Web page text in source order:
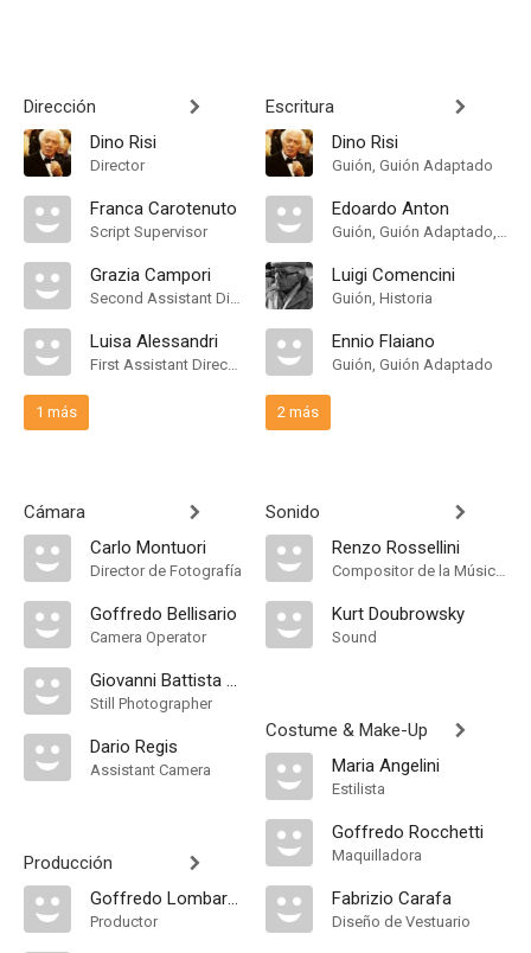
Dirección
Dino Risi
Director
Franca Carotenuto
Script Supervisor
Grazia Campori
Second Assistant Director
Luisa Alessandri
First Assistant Director
1 más
Cámara
Carlo Montuori
Director de Fotografía
Goffredo Bellisario
Camera Operator
Giovanni Battista Poletto
Still Photographer
Dario Regis
Assistant Camera
Producción
Goffredo Lombardo
Productor
Escritura
Dino Risi
Guión, Guión Adaptado
Edoardo Anton
Guión, Guión Adaptado, Historia
Luigi Comencini
Guión, Historia
Ennio Flaiano
Guión, Guión Adaptado
2 más
Sonido
Renzo Rossellini
Compositor de la Música Original
Kurt Doubrowsky
Sound
Costume & Make-Up
Maria Angelini
Estilista
Goffredo Rocchetti
Maquilladora
Fabrizio Carafa
Diseño de Vestuario